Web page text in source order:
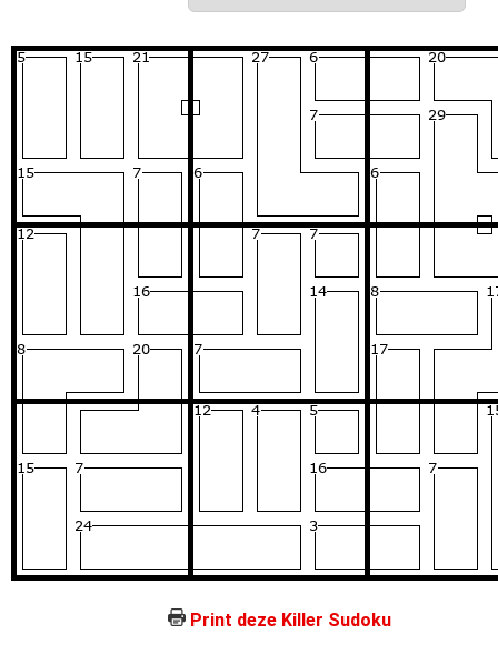
Print deze Killer Sudoku